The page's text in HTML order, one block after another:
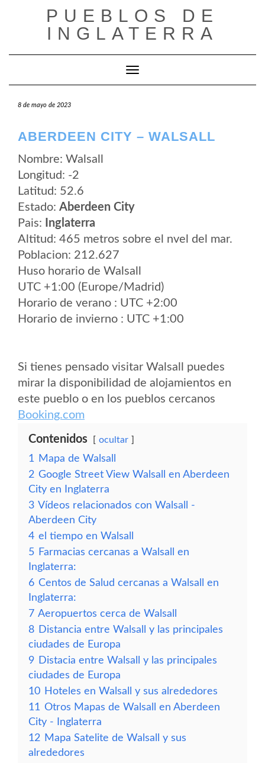
PUEBLOS DE
INGLATERRA
Cambiar modo de navegación
8 de mayo de 2023
ABERDEEN CITY – WALSALL
Nombre: Walsall
Longitud: -2
Latitud: 52.6
Estado: Aberdeen City
Pais:
Inglaterra
Altitud: 465 metros sobre el nvel del mar.
Poblacion: 212.627
Huso horario de Walsall
UTC +1:00 (Europe/Madrid)
Horario de verano : UTC +2:00
Horario de invierno : UTC +1:00
Si tienes pensado visitar Walsall puedes
mirar la disponibilidad de alojamientos en
este pueblo o en los pueblos cercanos
Booking.com
Contenidos ocultar
1
Mapa de Walsall
2 Google Street View Walsall en Aberdeen
City en Inglaterra
3 Vídeos relacionados con Walsall -
Aberdeen City
4 el tiempo en Walsall
5 Farmacias cercanas a Walsall en
Inglaterra:
6 Centos de Salud cercanas a Walsall en
Inglaterra:
7 Aeropuertos cerca de Walsall
8 Distancia entre Walsall y las principales
ciudades de Europa
9 Distacia entre Walsall y las principales
ciudades de Europa
10 Hoteles en Walsall y sus alrededores
11 Otros Mapas de Walsall en Aberdeen
City - Inglaterra
12 Mapa Satelite de Walsall y sus
alrededores